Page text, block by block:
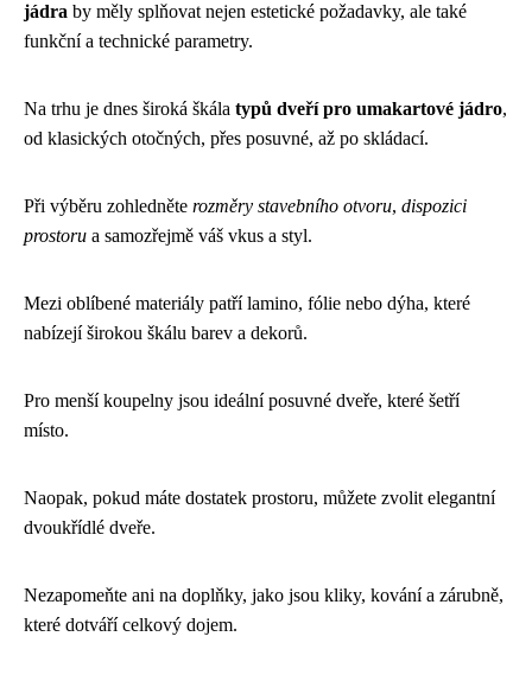
jádra by měly splňovat nejen estetické požadavky, ale také
funkční a technické parametry.
Na trhu je dnes široká škála typů dveří pro umakartové jádro,
od klasických otočných, přes posuvné, až po skládací.
Při výběru zohledněte rozměry stavebního otvoru, dispozici
prostoru a samozřejmě váš vkus a styl.
Mezi oblíbené materiály patří lamino, fólie nebo dýha, které
nabízejí širokou škálu barev a dekorů.
Pro menší koupelny jsou ideální posuvné dveře, které šetří
místo.
Naopak, pokud máte dostatek prostoru, můžete zvolit elegantní
dvoukřídlé dveře.
Nezapomeňte ani na doplňky, jako jsou kliky, kování a zárubně,
které dotváří celkový dojem.